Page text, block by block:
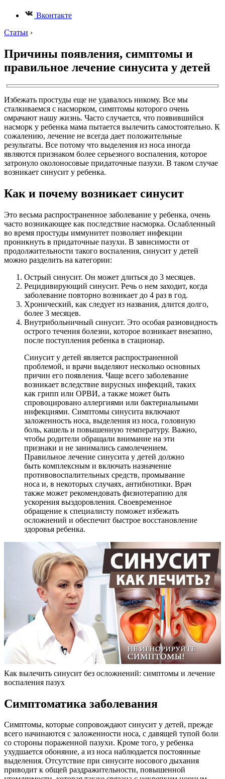
Вконтакте
Статьи ›
Причины появления, симптомы и
правильное лечение синусита у детей
Избежать простуды еще не удавалось никому. Все мы
сталкиваемся с насморком, симптомы которого очень
омрачают нашу жизнь. Часто случается, что появившийся
насморк у ребенка мама пытается вылечить самостоятельно. К
сожалению, лечение не всегда дает положительные
результаты. Все потому что выделения из носа иногда
являются признаком более серьезного воспаления, которое
затронуло околоносовые придаточные пазухи. В таком случае
возникает синусит у ребенка.
Как и почему возникает синусит
Это весьма распространенное заболевание у ребенка, очень
часто возникающее как последствие насморка. Ослабленный
во время простуды иммунитет позволяет инфекции
проникнуть в придаточные пазухи. В зависимости от
продолжительности такого воспаления, синусит у детей
можно разделить на категории:
Острый синусит. Он может длиться до 3 месяцев.
Рецидивирующий синусит. Речь о нем заходит, когда
заболевание повторно возникает до 4 раз в год.
Хронический, как следует из названия, длится долго,
более 3 месяцев.
Внутрибольничный синусит. Это особая разновидность
острого течения болезни, которое возникает внезапно,
после поступления ребенка в стационар.
Синусит у детей является распространенной
проблемой, и врачи выделяют несколько основных
причин его появления. Чаще всего заболевание
возникает вследствие вирусных инфекций, таких
как грипп или ОРВИ, а также может быть
спровоцировано аллергиями или бактериальными
инфекциями. Симптомы синусита включают
заложенность носа, выделения из носа, головную
боль, кашель и повышенную температуру. Важно,
чтобы родители обращали внимание на эти
признаки и не занимались самолечением.
Правильное лечение синусита у детей должно
быть комплексным и включать назначение
противовоспалительных средств, промывание
носа и, в некоторых случаях, антибиотики. Врач
также может рекомендовать физиотерапию для
ускорения выздоровления. Своевременное
обращение к специалисту поможет избежать
осложнений и обеспечит быстрое восстановление
здоровья ребенка.
Как вылечить синусит без осложнений: симптомы и лечение
воспаления пазух
Симптоматика заболевания
Симптомы, которые сопровождают синусит у детей, прежде
всего начинаются с заложенности носа, с давящей тупой боли
со стороны пораженной пазухи. Кроме того, у ребенка
ухудшается обоняние, а из носа наблюдается постоянные
выделения. Отсутствие при синусите носового дыхания
приводит к общей раздражительности, повышенной